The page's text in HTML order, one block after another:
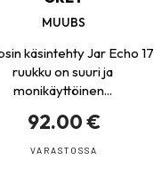
MUUBS
käsintehty Jar Echo 17
ruukku on suuri ja
monikäyttöinen...
92.00 €
VARASTOSSA